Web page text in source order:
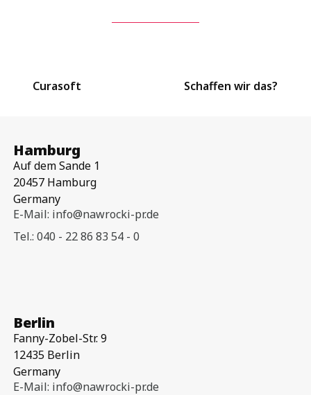
Curasoft Schaffen wir das?
Hamburg
Auf dem Sande 1
20457 Hamburg
Germany
E-Mail: info@nawrocki-pr.de
Tel.: 040 - 22 86 83 54 - 0
Berlin
Fanny-Zobel-Str. 9
12435 Berlin
Germany
E-Mail: info@nawrocki-pr.de